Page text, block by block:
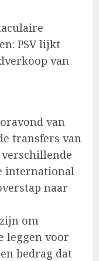
PSV lijkt
van
van
transfers van
international
naar
om
leggen voor
bedrag dat